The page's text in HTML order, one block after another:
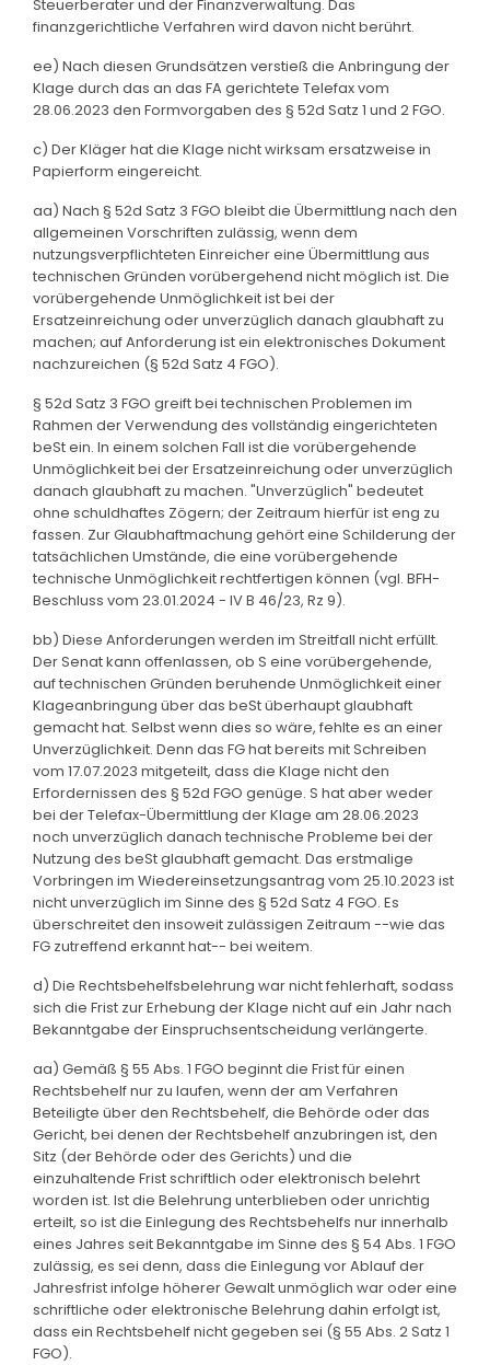
Steuerberater und der Finanzverwaltung. Das
finanzgerichtliche Verfahren wird davon nicht berührt.
ee) Nach diesen Grundsätzen verstieß die Anbringung der
Klage durch das an das FA gerichtete Telefax vom
28.06.2023 den Formvorgaben des § 52d Satz 1 und 2 FGO.
c) Der Kläger hat die Klage nicht wirksam ersatzweise in
Papierform eingereicht.
aa) Nach § 52d Satz 3 FGO bleibt die Übermittlung nach den
allgemeinen Vorschriften zulässig, wenn dem
nutzungsverpflichteten Einreicher eine Übermittlung aus
technischen Gründen vorübergehend nicht möglich ist. Die
vorübergehende Unmöglichkeit ist bei der
Ersatzeinreichung oder unverzüglich danach glaubhaft zu
machen; auf Anforderung ist ein elektronisches Dokument
nachzureichen (§ 52d Satz 4 FGO).
§ 52d Satz 3 FGO greift bei technischen Problemen im
Rahmen der Verwendung des vollständig eingerichteten
beSt ein. In einem solchen Fall ist die vorübergehende
Unmöglichkeit bei der Ersatzeinreichung oder unverzüglich
danach glaubhaft zu machen. "Unverzüglich" bedeutet
ohne schuldhaftes Zögern; der Zeitraum hierfür ist eng zu
fassen. Zur Glaubhaftmachung gehört eine Schilderung der
tatsächlichen Umstände, die eine vorübergehende
technische Unmöglichkeit rechtfertigen können (vgl. BFH-
Beschluss vom 23.01.2024 - IV B 46/23, Rz 9).
bb) Diese Anforderungen werden im Streitfall nicht erfüllt.
Der Senat kann offenlassen, ob S eine vorübergehende,
auf technischen Gründen beruhende Unmöglichkeit einer
Klageanbringung über das beSt überhaupt glaubhaft
gemacht hat. Selbst wenn dies so wäre, fehlte es an einer
Unverzüglichkeit. Denn das FG hat bereits mit Schreiben
vom 17.07.2023 mitgeteilt, dass die Klage nicht den
Erfordernissen des § 52d FGO genüge. S hat aber weder
bei der Telefax-Übermittlung der Klage am 28.06.2023
noch unverzüglich danach technische Probleme bei der
Nutzung des beSt glaubhaft gemacht. Das erstmalige
Vorbringen im Wiedereinsetzungsantrag vom 25.10.2023 ist
nicht unverzüglich im Sinne des § 52d Satz 4 FGO. Es
überschreitet den insoweit zulässigen Zeitraum --wie das
FG zutreffend erkannt hat-- bei weitem.
d) Die Rechtsbehelfsbelehrung war nicht fehlerhaft, sodass
sich die Frist zur Erhebung der Klage nicht auf ein Jahr nach
Bekanntgabe der Einspruchsentscheidung verlängerte.
aa) Gemäß § 55 Abs. 1 FGO beginnt die Frist für einen
Rechtsbehelf nur zu laufen, wenn der am Verfahren
Beteiligte über den Rechtsbehelf, die Behörde oder das
Gericht, bei denen der Rechtsbehelf anzubringen ist, den
Sitz (der Behörde oder des Gerichts) und die
einzuhaltende Frist schriftlich oder elektronisch belehrt
worden ist. Ist die Belehrung unterblieben oder unrichtig
erteilt, so ist die Einlegung des Rechtsbehelfs nur innerhalb
eines Jahres seit Bekanntgabe im Sinne des § 54 Abs. 1 FGO
zulässig, es sei denn, dass die Einlegung vor Ablauf der
Jahresfrist infolge höherer Gewalt unmöglich war oder eine
schriftliche oder elektronische Belehrung dahin erfolgt ist,
dass ein Rechtsbehelf nicht gegeben sei (§ 55 Abs. 2 Satz 1
FGO).